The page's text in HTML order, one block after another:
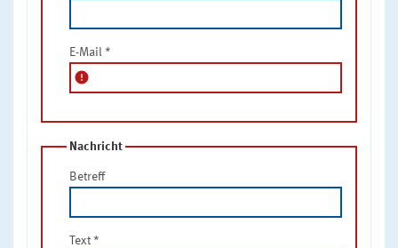
E-Mail *
error
Nachricht
Betreff
Text *